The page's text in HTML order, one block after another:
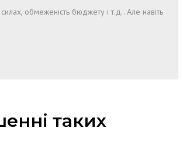
обмеженість бюджету і т.д.. Але навіть
таких